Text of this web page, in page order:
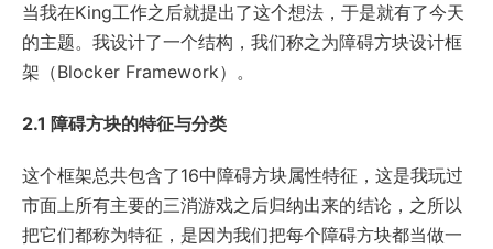
当我在King工作之后就提出了这个想法，于是就有了今天
的主题。我设计了一个结构，我们称之为障碍方块设计框
架（Blocker Framework）。
2.1 障碍方块的特征与分类
这个框架总共包含了16中障碍方块属性特征，这是我玩过
市面上所有主要的三消游戏之后归纳出来的结论，之所以
把它们都称为特征，是因为我们把每个障碍方块都当做一